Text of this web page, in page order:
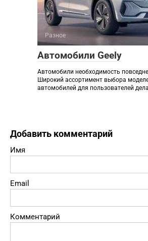
Разное
Автомобили Geely
Автомобили необходимость
Широкий ассортимент выбора
автомобилей для пользователей
Добавить комментарий
Имя
Email
Комментарий